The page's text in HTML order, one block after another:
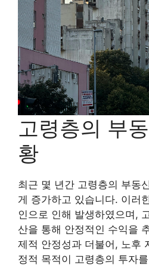
고령층의 부
황
최근 몇 년간 고령층의 부동
게 증가하고 있습니다. 이러
인으로 인해 발생하였으며,
산을 통해 안정적인 수익을
제적 안정성과 더불어, 노후
정적 목적이 고령층의 투자